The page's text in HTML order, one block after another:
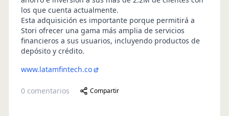
los que cuenta actualmente.
Esta adquisición es importante porque permitirá a
Stori ofrecer una gama más amplia de servicios
financieros a sus usuarios, incluyendo productos de
depósito y crédito.
www.latamfintech.co
0 comentarios Compartir